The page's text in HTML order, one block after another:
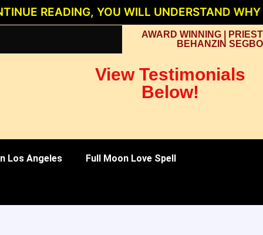
YOU WILL UNDERSTAND WHY
AWARD WINNING | PRIEST
BEHANZIN SEGBO
View Testimonials
Below!
Los Angeles Full Moon Love Spell